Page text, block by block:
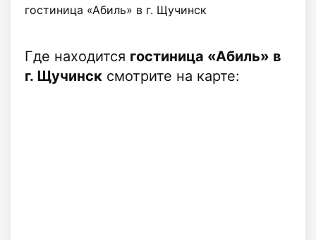
гостиница «Абиль» в г. Щучинск
Где находится гостиница «Абиль» в
г. Щучинск смотрите на карте: